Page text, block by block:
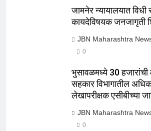
जामनेर न्यायालयात विधी
कायदेविषयक जनजागृती
JBN Maharashtra
0
भुसावळमध्ये 30 हजारांची
सहकार विभागातील
लेखापरीक्षक एसीबीच्या
JBN Maharashtra
0